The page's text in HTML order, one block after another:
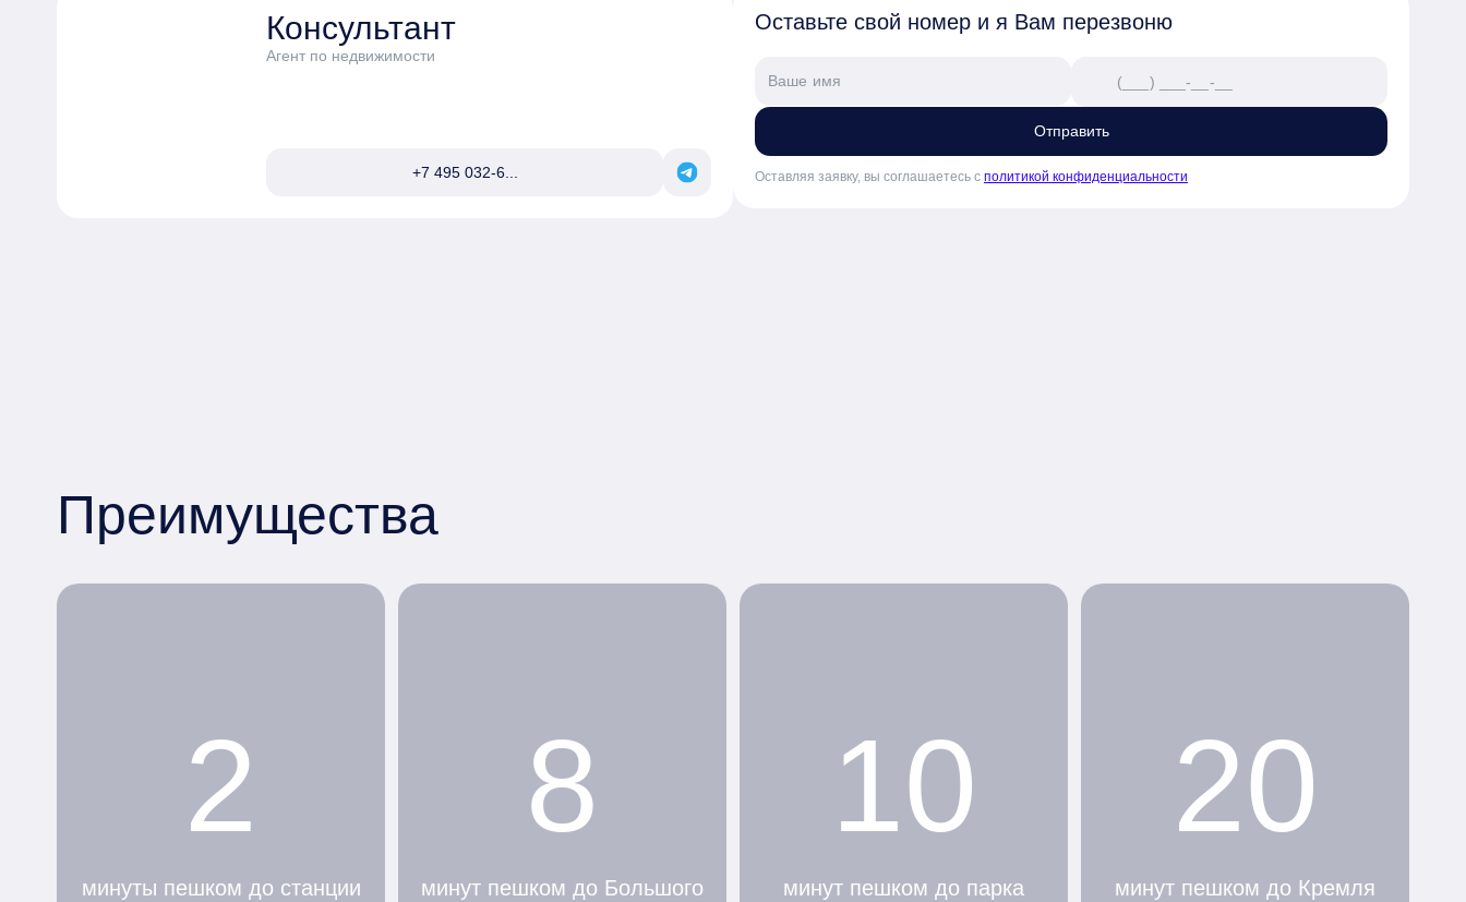
Консультант
Агент по недвижимости
+7 495 032-6...
Оставьте свой номер и я Вам перезвоню
Отправить
Оставляя заявку, вы соглашаетесь с политикой конфиденциальности
Преимущества
2
минуты пешком до станции
8
минут пешком до Большого
10
минут пешком до парка
20
минут пешком до Кремля